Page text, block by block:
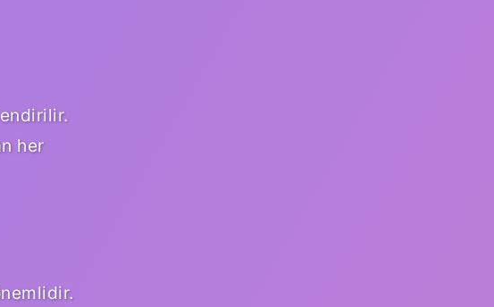
her